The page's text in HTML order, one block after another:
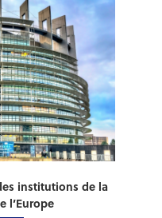
institutions de la
l’Europe